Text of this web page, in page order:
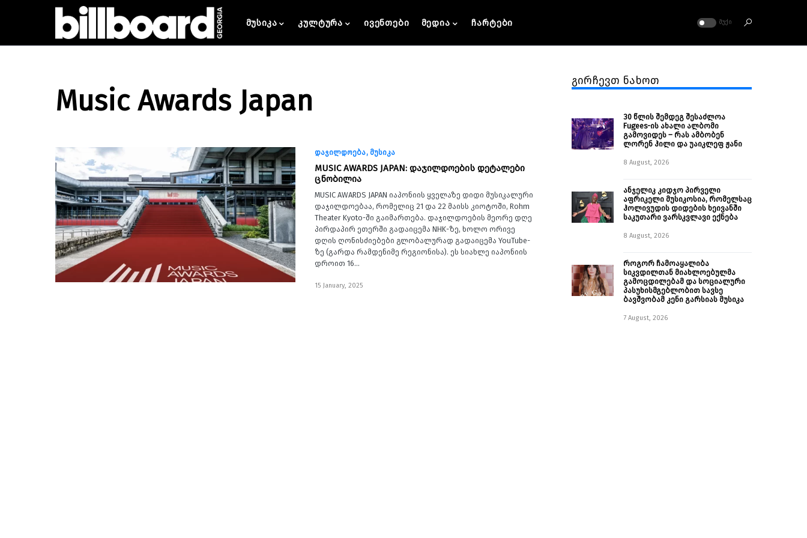
მუსიკა კულტურა ივენთები მედია ჩარტები ᲛᲣᲥᲘ
Music Awards Japan
დაჯილდოება მუსიკა
MUSIC AWARDS JAPAN: დაჯილდოების დეტალები
ცნობილია
MUSIC AWARDS JAPAN იაპონიის ყველაზე დიდი მუსიკალური
დაჯილდოებაა, რომელიც 21 და 22 მაისს კიოტოში, Rohm
Theater Kyoto-ში გაიმართება. დაჯილდოების მეორე დღე
პირდაპირ ეთერში გადაიცემა NHK-ზე, ხოლო ორივე
დღის ღონისძიებები გლობალურად გადაიცემა YouTube-
ზე (გარდა რამდენიმე რეგიონისა). ეს სიახლე იაპონიის
დროით 16…
15 January, 2025
გირჩევთ ნახოთ
30 წლის შემდეგ შესაძლოა
Fugees-ის ახალი ალბომი
გამოვიდეს – რას ამბობენ
ლორენ ჰილი და უაიკლეფ ჟანი
8 August, 2026
ანჯელიკ კიდჯო პირველი
აფრიკელი მუსიკოსია, რომელსაც
ჰოლივუდის დიდების ხეივანში
საკუთარი ვარსკვლავი ექნება
8 August, 2026
როგორ ჩამოაყალიბა
სიკვდილთან მიახლოებულმა
გამოცდილებამ და სოციალური
პასუხისმგებლობით სავსე
ბავშვობამ კენი გარსიას მუსიკა
7 August, 2026